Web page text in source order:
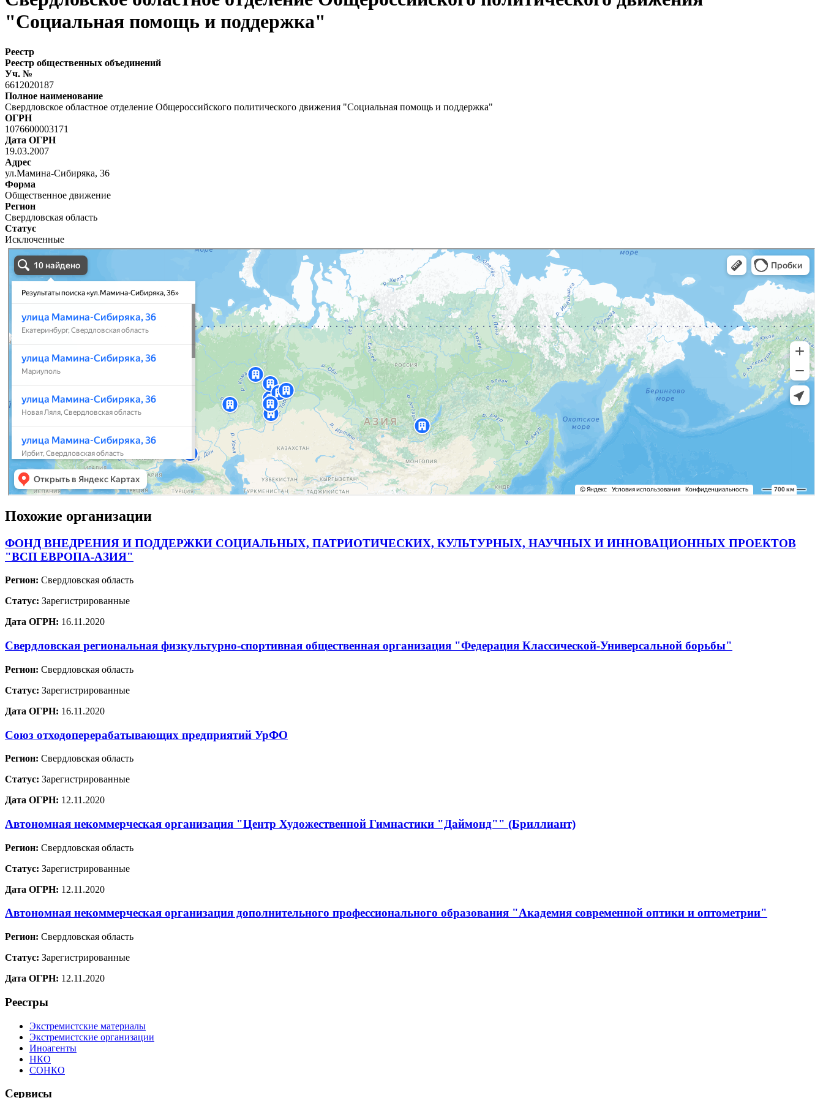
"Социальная помощь и поддержка"
Реестр
Реестр общественных объединений
Уч. №
6612020187
Полное наименование
Свердловское областное отделение Общероссийского политического движения "Социальная помощь и поддержка"
ОГРН
1076600003171
Дата ОГРН
19.03.2007
Адрес
ул.Мамина-Сибиряка, 36
Форма
Общественное движение
Регион
Свердловская область
Статус
Исключенные
Похожие организации
ФОНД ВНЕДРЕНИЯ И ПОДДЕРЖКИ СОЦИАЛЬНЫХ, ПАТРИОТИЧЕСКИХ, КУЛЬТУРНЫХ, НАУЧНЫХ И ИННОВАЦИОННЫХ ПРОЕКТОВ
"ВСП ЕВРОПА-АЗИЯ"
Регион: Свердловская область
Статус: Зарегистрированные
Дата ОГРН: 16.11.2020
Свердловская региональная физкультурно-спортивная общественная организация "Федерация Классической-Универсальной борьбы"
Регион: Свердловская область
Статус: Зарегистрированные
Дата ОГРН: 16.11.2020
Союз отходоперерабатывающих предприятий УрФО
Регион: Свердловская область
Статус: Зарегистрированные
Дата ОГРН: 12.11.2020
Автономная некоммерческая организация "Центр Художественной Гимнастики "Даймонд"" (Бриллиант)
Регион: Свердловская область
Статус: Зарегистрированные
Дата ОГРН: 12.11.2020
Автономная некоммерческая организация дополнительного профессионального образования "Академия современной оптики и оптометрии"
Регион: Свердловская область
Статус: Зарегистрированные
Дата ОГРН: 12.11.2020
Реестры
Экстремистские материалы
Экстремистские организации
Иноагенты
НКО
СОНКО
Сервисы